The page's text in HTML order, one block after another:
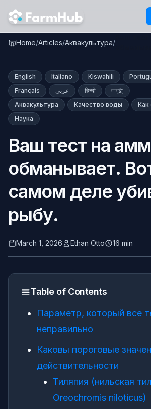
Skip to main content
Home/Articles/Аквакультура/
English Italiano Kiswahili
Français
عربى हिन्दी
中文
Аквакультура
Качество воды
Как
Наука
Ваш тест на
обманывает.
самом деле
рыбу.
March 1, 2026 Ethan Otto 16 min
Table of Contents
Параметр, который все
неправильно
Каковы пороговые
действительности
Тиляпия (нильская
Oreochromis niloticus)